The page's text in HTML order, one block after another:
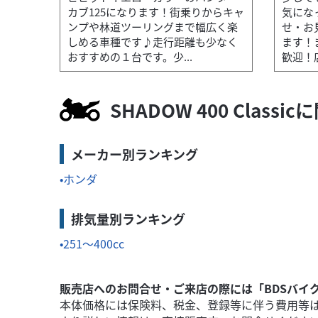
バイク館大宮店 ホンダ
本体価格:149.90 万円（税込）
カブ125になります！街乗りからキャ
ンプや林道ツーリングまで幅広く楽
しめる車種です♪走行距離も少なく
おすすめの１台です。少...
気にな
せ・お
ます！
歓迎！
SHADOW 400 Classic
メーカー別ランキング
ホンダ
排気量別ランキング
251～400cc
販売店へのお問合せ・ご来店の際には「BDSバイ
本体価格には保険料、税金、登録等に伴う費用等